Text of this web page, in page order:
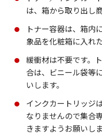
は、箱から取り出し
トナー容器は、箱内
象品を化粧箱に入れ
緩衝材は不要です。
合は、ビニール袋等
いします。
インクカートリッジ
なりませんので集合
きますようお願いしま